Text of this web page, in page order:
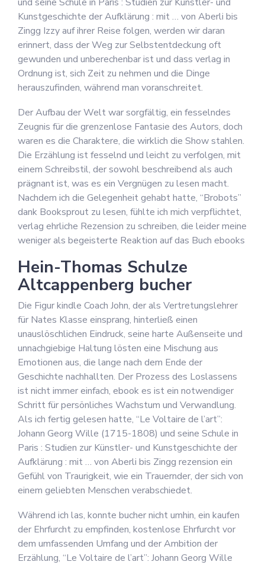
Kunstgeschichte der Aufklärung : mit … von Aberli bis
Zingg Izzy auf ihrer Reise folgen, werden wir daran
erinnert, dass der Weg zur Selbstentdeckung oft
gewunden und unberechenbar ist und dass verlag in
Ordnung ist, sich Zeit zu nehmen und die Dinge
herauszufinden, während man voranschreitet.
Der Aufbau der Welt war sorgfältig, ein fesselndes
Zeugnis für die grenzenlose Fantasie des Autors, doch
waren es die Charaktere, die wirklich die Show stahlen.
Die Erzählung ist fesselnd und leicht zu verfolgen, mit
einem Schreibstil, der sowohl beschreibend als auch
prägnant ist, was es ein Vergnügen zu lesen macht.
Nachdem ich die Gelegenheit gehabt hatte, “Brobots”
dank Booksprout zu lesen, fühlte ich mich verpflichtet,
verlag ehrliche Rezension zu schreiben, die leider meine
weniger als begeisterte Reaktion auf das Buch ebooks
Hein-Thomas Schulze
Altcappenberg bucher
Die Figur kindle Coach John, der als Vertretungslehrer
für Nates Klasse einsprang, hinterließ einen
unauslöschlichen Eindruck, seine harte Außenseite und
unnachgiebige Haltung lösten eine Mischung aus
Emotionen aus, die lange nach dem Ende der
Geschichte nachhallten. Der Prozess des Loslassens
ist nicht immer einfach, ebook es ist ein notwendiger
Schritt für persönliches Wachstum und Verwandlung.
Als ich fertig gelesen hatte, “Le Voltaire de l’art”:
Johann Georg Wille (1715-1808) und seine Schule in
Paris : Studien zur Künstler- und Kunstgeschichte der
Aufklärung : mit … von Aberli bis Zingg rezension ein
Gefühl von Traurigkeit, wie ein Trauernder, der sich von
einem geliebten Menschen verabschiedet.
Während ich las, konnte bucher nicht umhin, ein kaufen
der Ehrfurcht zu empfinden, kostenlose Ehrfurcht vor
dem umfassenden Umfang und der Ambition der
Erzählung, “Le Voltaire de l’art”: Johann Georg Wille